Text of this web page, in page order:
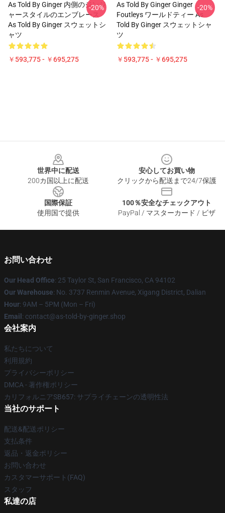
As Told By Ginger 内側のジンジ
ャースタイルのエンブレース
As Told By Ginger スウェットシ
ャツ
￥593,775 - ￥695,275
-20%
As Told By Ginger Ginger
Foutleys ワールドティー As
Told By Ginger スウェットシャ
ツ
￥593,775 - ￥695,275
-20%
世界中に配送
200カ国以上に配送
安心してお買い物
クリックから配送まで24/7保護
国際保証
使用国で提供
100％安全なチェックアウト
PayPal / マスターカード / ビザ
お問い合わせ
Our Head Office: 25 Taylor St, San Francisco, CA 94102
Our Warehouse: No. 3737 Renmin Avenue, Xigang District, Dalian
Hour: 9AM – 5PM (Mon – Fri)
Email : contact@as-told-by-ginger.shop
会社案内
私たちについて
利用規約
プライバシーポリシー
DMCA - 著作権ポリシー
カリフォルニアSB657: サプライチェーンの透明性法
当社のサポート
配送&配送ポリシー
支払条件
返品・返金ポリシー
お問い合わせ
カスタマーサポート(FAQ)
スタッフ
私達の店